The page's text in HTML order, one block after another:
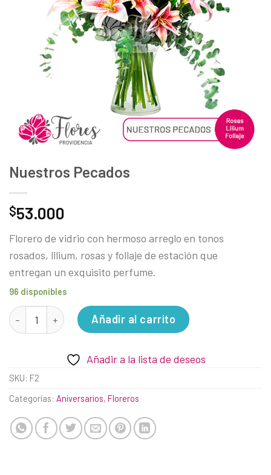
deseos
Nuestros Pecados
$53.000
Florero de vidrio con hermoso arreglo en tonos
rosados, lilium, rosas y follaje de estación que
entregan un exquisito perfume.
96 disponibles
Nuestros Pecados cantidadAñadir al carrito
Añadir a la lista de deseos
SKU: F2
Categorías: Aniversarios, Floreros